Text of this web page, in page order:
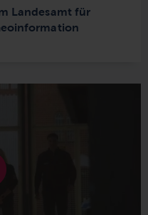
Landesamt für